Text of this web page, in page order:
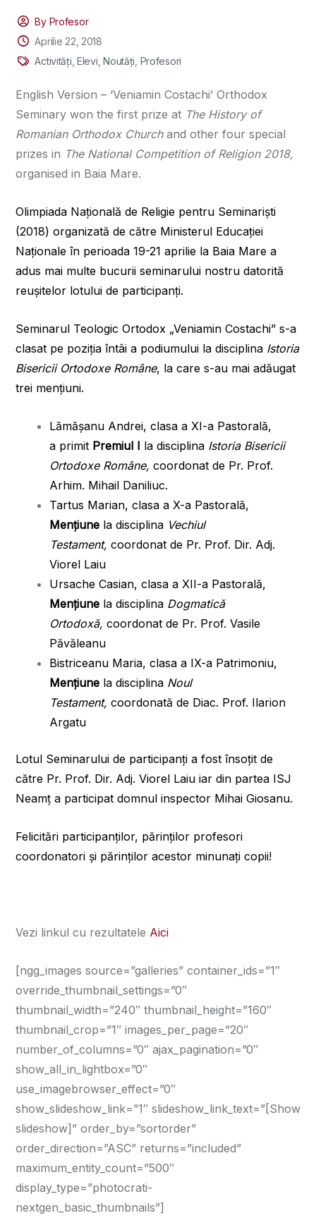
By Profesor
Aprilie 22, 2018
Activități ,Elevi ,Noutăți Profesori
English Version – ‘Veniamin Costachi’ Orthodox
Seminary won the first prize at The History of
Romanian Orthodox Churchand other four special
prizes in The National Competition of Religion 2018,
organised in Baia Mare.
Olimpiada Națională de Religie pentru Seminariști
(2018) organizată de către Ministerul Educației
Naționale în perioada 19-21 aprilie la Baia Mare a
adus mai multe bucurii seminarului nostru datorită
reușitelor lotului de participanți.
Seminarul Teologic Ortodox „Veniamin Costachi” s-a
clasat pe poziția întâi a podiumului la disciplina Istoria
Bisericii Ortodoxe Române, la care s-au mai adăugat
trei mențiuni.
Lămășanu Andrei, clasa a XI-a Pastorală,
a primit Premiul I la disciplina Istoria Bisericii
Ortodoxe Române, coordonat de Pr. Prof.
Arhim. Mihail Daniliuc.
Tartus Marian, clasa a X-a Pastorală,
Mențiune la disciplina Vechiul
Testament, coordonat de Pr. Prof. Dir. Adj.
Viorel Laiu
Ursache Casian, clasa a XII-a Pastorală,
Mențiune la disciplina Dogmatică
Ortodoxă, coordonat de Pr. Prof. Vasile
Păvăleanu
Bistriceanu Maria, clasa a IX-a Patrimoniu,
Mențiune la disciplina Noul
Testament, coordonată de Diac. Prof. Ilarion
Argatu
Lotul Seminarului de participanți a fost însoțit de
către Pr. Prof. Dir. Adj. Viorel Laiu iar din partea ISJ
Neamț a participat domnul inspector Mihai Giosanu.
Felicitări participanților, părinților profesori
coordonatori și părinților acestor minunați copii!
Vezi linkul cu rezultatele Aici
[ngg_images source=”galleries” container_ids=”1″
override_thumbnail_settings=”0″
thumbnail_width=”240″ thumbnail_height=”160″
thumbnail_crop=”1″ images_per_page=”20″
number_of_columns=”0″ ajax_pagination=”0″
show_all_in_lightbox=”0″
use_imagebrowser_effect=”0″
show_slideshow_link=”1″ slideshow_link_text=”[Show
slideshow]” order_by=”sortorder”
order_direction=”ASC” returns=”included”
maximum_entity_count=”500″
display_type=”photocrati-
nextgen_basic_thumbnails”]